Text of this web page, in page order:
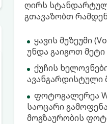
ღირს
გთავაზობთ
ყავის მუზეუმი
უნდა გაიგოთ მეტი
ქუჩის
ავანგარდისტული
ფოტოგალერეა
საოცარი
მოგზაურობის